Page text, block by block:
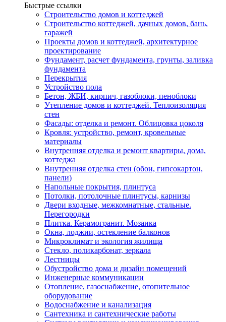
Быстрые ссылки
Строительство домов и коттеджей
Строительство коттеджей, дачных домов, бань,
гаражей
Проекты домов и коттеджей, архитектурное
проектирование
Фундамент, расчет фундамента, грунты, заливка
фундамента
Перекрытия
Устройство пола
Бетон, ЖБИ, кирпич, газоблоки, пеноблоки
Утепление домов и коттеджей. Теплоизоляция
стен
Фасады: отделка и ремонт. Облицовка цоколя
Кровля: устройство, ремонт, кровельные
материалы
Внутренняя отделка и ремонт квартиры, дома,
коттеджа
Внутренняя отделка стен (обои, гипсокартон,
панели)
Напольные покрытия, плинтуса
Потолки, потолочные плинтусы, карнизы
Двери входные, межкомнатные, стальные.
Перегородки
Плитка. Керамогранит. Мозаика
Окна, лоджии, остекление балконов
Микроклимат и экология жилища
Стекло, поликарбонат, зеркала
Лестницы
Обустройство дома и дизайн помещений
Инженерные коммуникации
Отопление, газоснабжение, отопительное
оборудование
Водоснабжение и канализация
Сантехника и сантехнические работы